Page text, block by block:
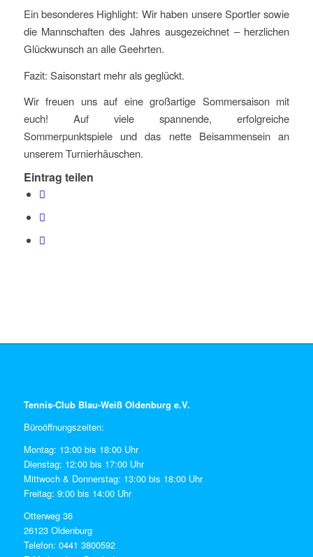
Ein besonderes Highlight: Wir haben unsere Sportler sowie
die Mannschaften des Jahres ausgezeichnet – herzlichen
Glückwunsch an alle Geehrten.
Fazit: Saisonstart mehr als geglückt.
Wir freuen uns auf eine großartige Sommersaison mit
euch! Auf viele spannende, erfolgreiche
Sommerpunktspiele und das nette Beisammensein an
unserem Turnierhäuschen.
Eintrag teilen
Tennis-Club Blau-Weiß Oldenburg e.V.
Büroöffnungszeiten:
Montag: 13:00 bis 18:00 Uhr
Dienstag: 12:00 bis 17:00 Uhr
Mittwoch & Donnerstag: 13:00 bis 18:00 Uhr
Freitag: 9:00 bis 14:00 Uhr
Otterweg 36
26123 Oldenburg
Telefon: 0441 3800592